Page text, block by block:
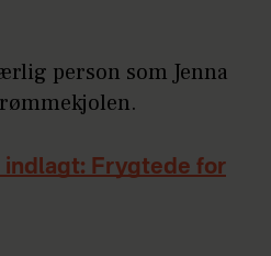
person som Jenna
indlagt: Frygtede for